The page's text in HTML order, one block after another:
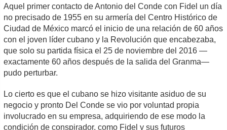
Aquel primer contacto de Antonio del Conde con Fidel un día
no precisado de 1955 en su armería del Centro Histórico de
Ciudad de México marcó el inicio de una relación de 60 años
con el joven líder cubano y la Revolución que encabezaba,
que solo su partida física el 25 de noviembre del 2016 —
exactamente 60 años después de la salida del Granma—
pudo perturbar.
Lo cierto es que el cubano se hizo visitante asiduo de su
negocio y pronto Del Conde se vio por voluntad propia
involucrado en su empresa, adquiriendo de ese modo la
condición de conspirador, como Fidel y sus futuros